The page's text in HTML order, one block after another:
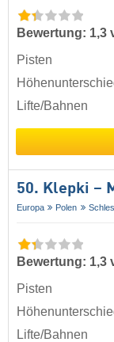
Bewertung: 1,3
Pisten
Lifte/Bahnen
50. Klepki –
Europa Polen
Bewertung: 1,3
Pisten
Lifte/Bahnen